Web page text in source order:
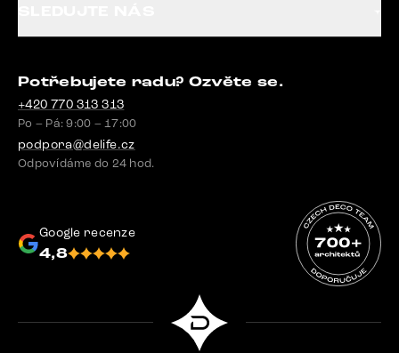
Potřebujete radu? Ozvěte se.
+420 770 313 313
Po – Pá: 9:00 – 17:00
podpora@delife.cz
Odpovídáme do 24 hod.
Google recenze
4,8